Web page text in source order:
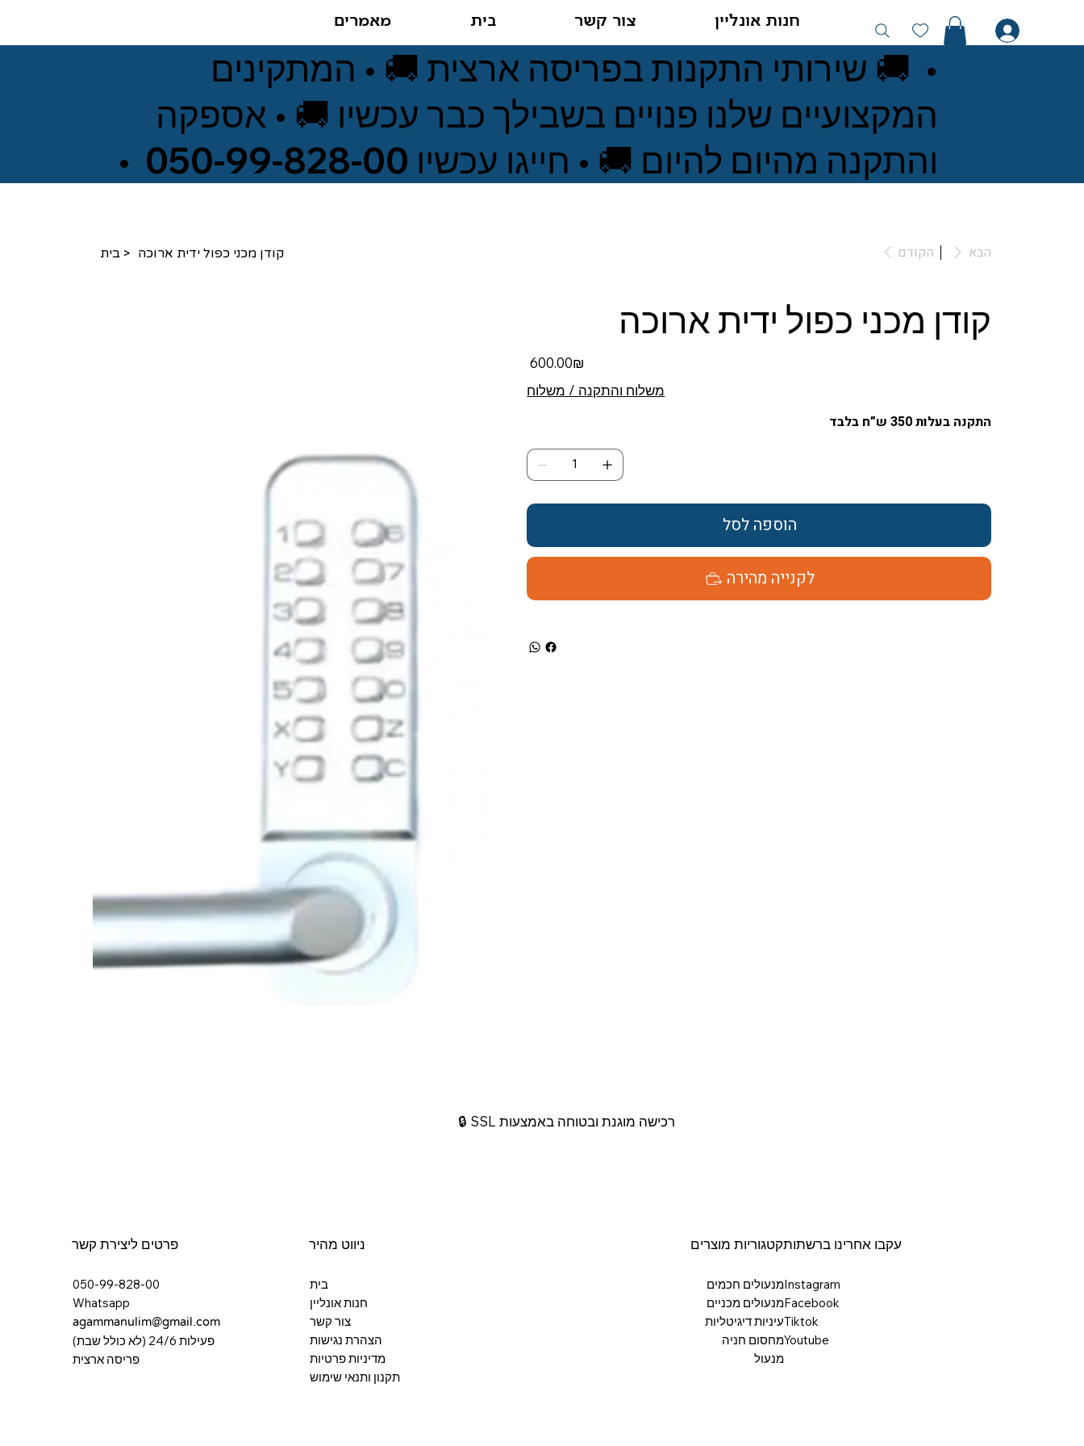
חנות אונליין צור קשר בית מאמרים
• 🚚 שירותי התקנות בפריסה ארצית 🚚 • המתקינים
המקצועיים שלנו פנויים בשבילך כבר עכשיו 🚚 • אספקה
והתקנה מהיום להיום 🚚 • חייגו עכשיו 050-99-828-00 •
בית > קודן מכני כפול ידית ארוכה הקודם הבא
קודן מכני כפול ידית ארוכה
מחיר
‏600.00 ‏₪
משלוח והתקנה / משלוח
התקנה בעלות 350 ש”ח בלבד
הוספה לסל
לקנייה מהירה
רכישה מוגנת ובטוחה באמצעות SSL 🔒
פרטים ליצירת קשר
050-99-828-00
Whatsapp
agammanulim@gmail.com
פעילות 24/6 (לא כולל שבת)
פריסה ארצית
ניווט מהיר
בית
חנות אונליין
צור קשר
הצהרת נגישות
מדיניות פרטיות
תקנון ותנאי שימוש
קטגוריות מוצרים
מנעולים חכמים
מנעולים מכניים
עיניות דיגיטליות
מחסום חניה
מנעול
עקבו אחרינו ברשתות
Instagram
Facebook
Tiktok
Youtube